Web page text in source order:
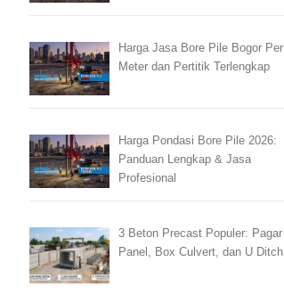
Harga Jasa Bore Pile Bogor Per
Meter dan Pertitik Terlengkap
Harga Pondasi Bore Pile 2026:
Panduan Lengkap & Jasa
Profesional
3 Beton Precast Populer: Pagar
Panel, Box Culvert, dan U Ditch